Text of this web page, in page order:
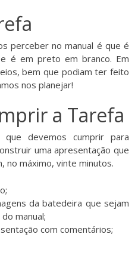
perceber no manual é que é
é em preto em branco. Em
bem que podiam ter feito
nos planejar!
a Tarefa
devemos cumprir para
uma apresentação que
no máximo, vinte minutos.
da batedeira que sejam
manual;
com comentários;